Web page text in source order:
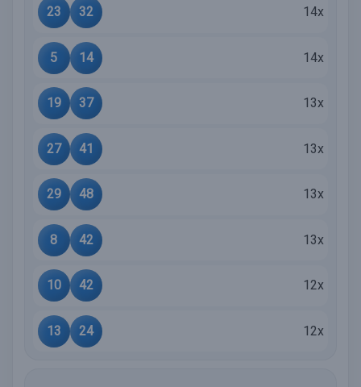
23 32 14x
5 14 14x
19 37 13x
27 41 13x
29 48 13x
8 42 13x
10 42 12x
13 24 12x